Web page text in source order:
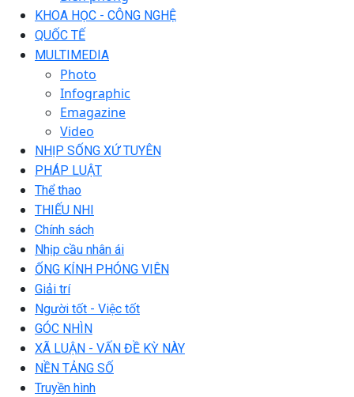
KHOA HỌC - CÔNG NGHỆ
QUỐC TẾ
MULTIMEDIA
Photo
Infographic
Emagazine
Video
NHỊP SỐNG XỨ TUYÊN
PHÁP LUẬT
Thể thao
THIẾU NHI
Chính sách
Nhịp cầu nhân ái
ỐNG KÍNH PHÓNG VIÊN
Giải trí
Người tốt - Việc tốt
GÓC NHÌN
XÃ LUẬN - VẤN ĐỀ KỲ NÀY
NỀN TẢNG SỐ
Truyền hình